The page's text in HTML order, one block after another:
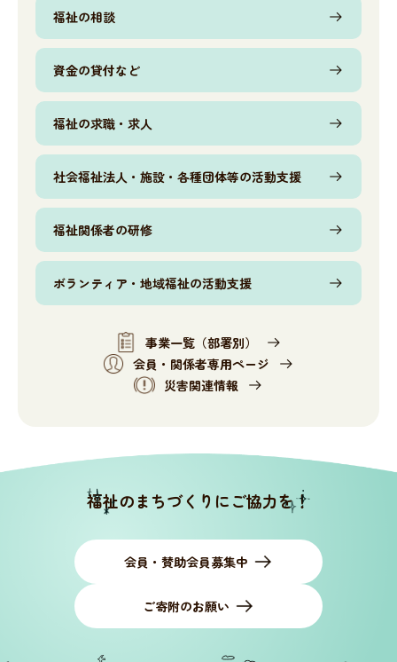
福祉の相談
資金の貸付など
福祉の求職・求人
社会福祉法人・施設・各種団体等の活動支援
福祉関係者の研修
ボランティア・地域福祉の活動支援
事業一覧（部署別）
会員・関係者専用ページ
災害関連情報
福祉のまちづくりにご協力を！
会員・賛助会員募集中
ご寄附のお願い
福祉タイムズ
福祉に関する図書のあっせん・紹介
神奈川県社協公式SNS
採用情報
所在地・連絡先
サイト内検索
サイトマップ
サイト内検索
当サイトご利用に当たって
個人情報保護について
アクセシビリティについて